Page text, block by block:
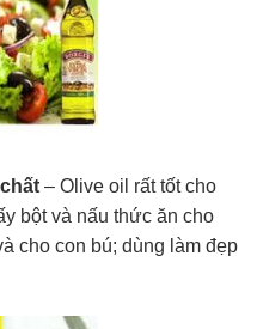
– Olive oil rất tốt cho
bột và nấu thức ăn cho
cho con bú; dùng làm đẹp